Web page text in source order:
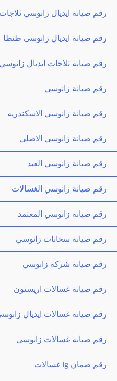
رقم صيانة ايديال زانوسي ثلاجات
رقم صيانة ايديال زانوسي طنطا
رقم صيانة ثلاجات ايديال زانوسي
رقم صيانة زانوسي
رقم صيانة زانوسي الاسكندريه
رقم صيانة زانوسي الاصلى
رقم صيانة زانوسي العبد
رقم صيانة زانوسي الغسالات
رقم صيانة زانوسي المعتمد
رقم صيانة سخانات زانوسي
رقم صيانة شركة زانوسي
رقم صيانة غسالات اريستون
رقم صيانة غسالات ايديال زانوسي
رقم صيانة غسالات زانوسى
رقم ضمان lg غسالات